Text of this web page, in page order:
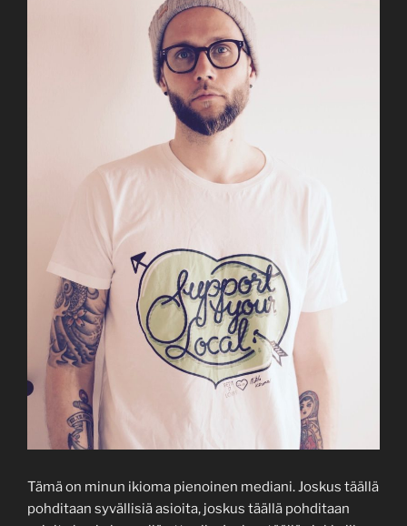
Tämä on minun ikioma pienoinen mediani. Joskus täällä
pohditaan syvällisiä asioita, joskus täällä pohditaan